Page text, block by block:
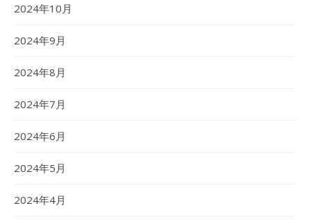
2024年10月
2024年9月
2024年8月
2024年7月
2024年6月
2024年5月
2024年4月